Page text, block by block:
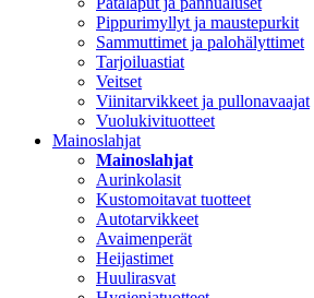
Pippurimyllyt ja maustepurkit
Sammuttimet ja palohälyttimet
Tarjoiluastiat
Veitset
Viinitarvikkeet ja pullonavaajat
Vuolukivituotteet
Mainoslahjat
Mainoslahjat
Aurinkolasit
Kustomoitavat tuotteet
Autotarvikkeet
Avaimenperät
Heijastimet
Huulirasvat